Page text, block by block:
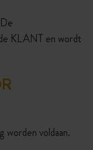
KLANT en wordt
voldaan.